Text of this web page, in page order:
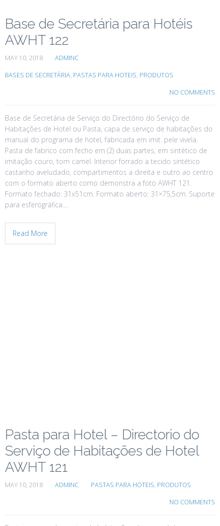
Base de Secretária para Hotéis
AWHT 122
MAY 10, 2018 ADMINC
BASES DE SECRETÁRIA, PASTAS PARA HOTEIS, PRODUTOS
NO COMMENTS
Base de Secretária de Serviço do Directório do Serviço de
Habitações de Hotel ou Pasta, capa de serviço de habitações do
manual do programa de hotel, fabricada em imit. pele vivela.
Pasta de fabrico com fecho em (2) duas partes, em sintético de
imitação couro, tom camel. Interior forrado a tecido sintético
castanho aveludado, compartimentos a direita e outro ao centro
com o formato aberto como demonstra a foto AWHT 121.
Formato fechado: 31x51cm. Formato aberto: 31×75,5cm. Suporte
para esferográfica.…
Read More
Pasta para Hotel – Directorio do
Serviço de Habitações de Hotel
AWHT 121
MAY 10, 2018 ADMINC PASTAS PARA HOTEIS, PRODUTOS
NO COMMENTS